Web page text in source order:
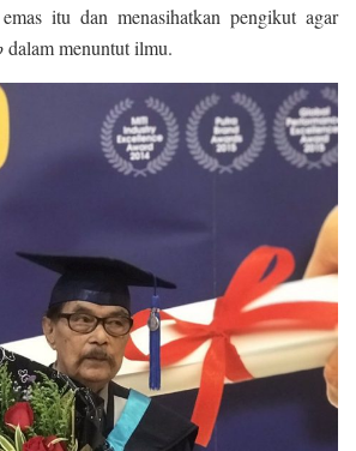
itu dan menasihatkan pengikut agar
dalam menuntut ilmu.